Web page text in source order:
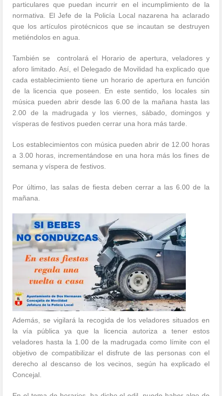
particulares que puedan incurrir en el incumplimiento de la
normativa. El Jefe de la Policía Local nazarena ha aclarado
que los artículos pirotécnicos que se incautan se destruyen
metiéndolos en agua.
También se controlará el Horario de apertura, veladores y
aforo limitado. Así, el Delegado de Movilidad ha explicado que
cada establecimiento tiene un horario de apertura en función
de la licencia que poseen. En este sentido, los locales sin
música pueden abrir desde las 6.00 de la mañana hasta las
2.00 de la madrugada y los viernes, sábado, domingos y
vísperas de festivos pueden cerrar una hora más tarde.
Los establecimientos con música pueden abrir de 12.00 horas
a 3.00 horas, incrementándose en una hora más los fines de
semana y víspera de festivos.
Por último, las salas de fiesta deben cerrar a las 6.00 de la
mañana.
Además, se vigilará la recogida de los veladores situados en
la vía pública ya que la licencia autoriza a tener estos
veladores hasta la 1.00 de la madrugada como límite con el
objetivo de compatibilizar el disfrute de las personas con el
derecho al descanso de los vecinos, según ha explicado el
Concejal.